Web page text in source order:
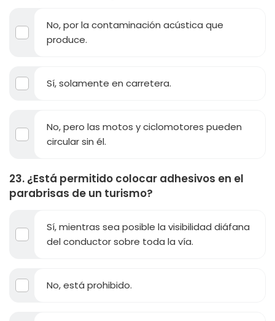
No, por la contaminación acústica que
produce.
Sí, solamente en carretera.
No, pero las motos y ciclomotores pueden
circular sin él.
23. ¿Está permitido colocar adhesivos en el
parabrisas de un turismo?
Sí, mientras sea posible la visibilidad diáfana
del conductor sobre toda la vía.
No, está prohibido.